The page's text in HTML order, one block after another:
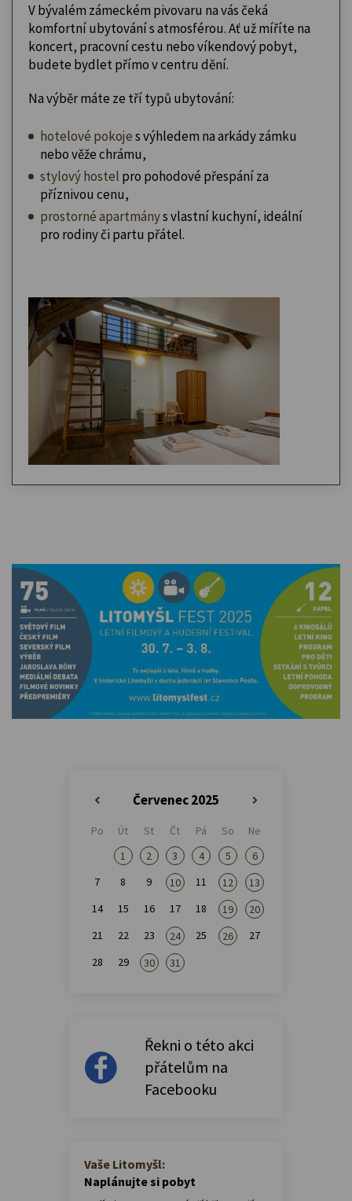
V bývalém zámeckém pivovaru na vás čeká
komfortní ubytování s atmosférou. Ať už míříte na
koncert, pracovní cestu nebo víkendový pobyt,
budete bydlet přímo v centru dění.
Na výběr máte ze tří typů ubytování:
hotelové pokojes výhledem na arkády zámku
nebo věže chrámu,
stylový hostel pro pohodové přespání za
příznivou cenu,
prostorné apartmánys vlastní kuchyní, ideální
pro rodiny či partu přátel.
Červenec 2025
»
Po Út St Čt Pá So
Ne
1
2 3 4 5
6
7
8 9 10 11 12
13
14
15 16 17 18 19
20
21
22 23 24 25 26
27
28
29 30 31
Řekni o této akci
přátelům na
Facebooku
Vaše Litomyšl:
Naplánujte si pobyt